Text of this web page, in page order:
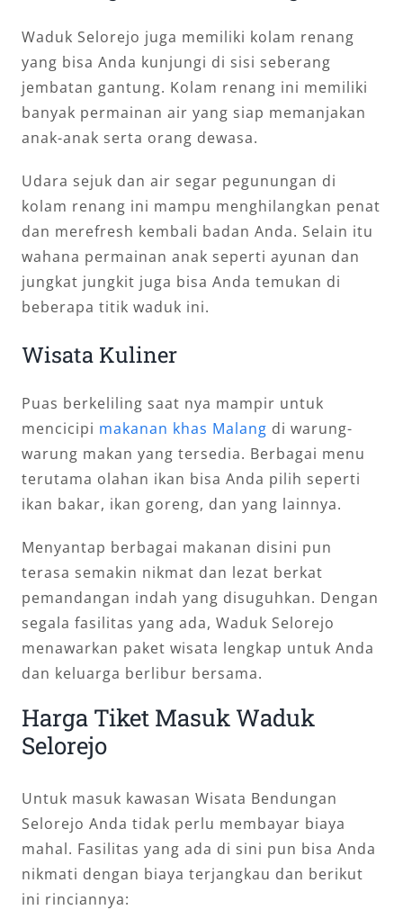
Waduk Selorejo juga memiliki kolam renang
yang bisa Anda kunjungi di sisi seberang
jembatan gantung. Kolam renang ini memiliki
banyak permainan air yang siap memanjakan
anak-anak serta orang dewasa.
Udara sejuk dan air segar pegunungan di
kolam renang ini mampu menghilangkan penat
dan merefresh kembali badan Anda. Selain itu
wahana permainan anak seperti ayunan dan
jungkat jungkit juga bisa Anda temukan di
beberapa titik waduk ini.
Wisata Kuliner
Puas berkeliling saat nya mampir untuk
mencicipi makanan khas Malang di warung-
warung makan yang tersedia. Berbagai menu
terutama olahan ikan bisa Anda pilih seperti
ikan bakar, ikan goreng, dan yang lainnya.
Menyantap berbagai makanan disini pun
terasa semakin nikmat dan lezat berkat
pemandangan indah yang disuguhkan. Dengan
segala fasilitas yang ada, Waduk Selorejo
menawarkan paket wisata lengkap untuk Anda
dan keluarga berlibur bersama.
Harga Tiket Masuk Waduk
Selorejo
Untuk masuk kawasan Wisata Bendungan
Selorejo Anda tidak perlu membayar biaya
mahal. Fasilitas yang ada di sini pun bisa Anda
nikmati dengan biaya terjangkau dan berikut
ini rinciannya: